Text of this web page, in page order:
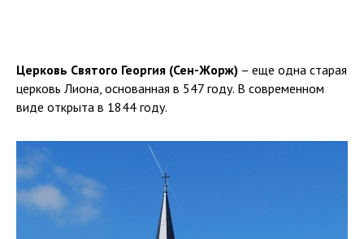
Церковь Святого Георгия (Сен-Жорж) – еще одна старая
церковь Лиона, основанная в 547 году. В современном
виде открыта в 1844 году.